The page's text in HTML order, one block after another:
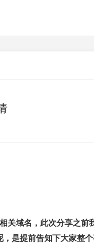
关域名，此次分享之前
是提前告知下大家整